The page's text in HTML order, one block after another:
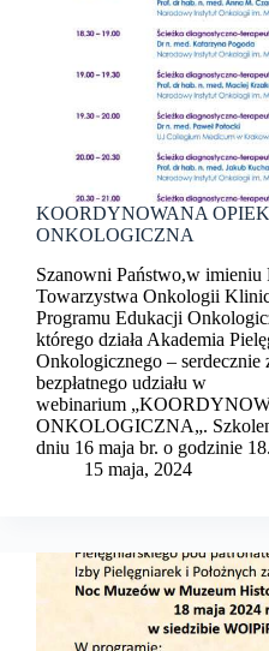
KOORDYNOWANA
ONKOLOGICZNA
Szanowni Państwo,w imieniu
Towarzystwa Onkologii
Programu Edukacji
którego działa Akademia
Onkologicznego – serdecznie
bezpłatnego udziału w
webinarium
ONKOLOGICZNA„.
dniu 16 maja br. o godzinie
15 maja, 2024